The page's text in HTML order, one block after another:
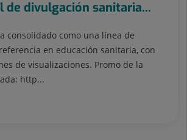
de divulgación sanitaria...
consolidado como una línea de
en educación sanitaria, con
de visualizaciones. Promo de la
http...